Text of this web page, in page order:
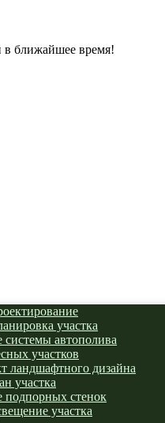
в ближайшее время!
участка
системы автополива
участков
ландшафтного дизайна
участка
подпорных стенок
участка